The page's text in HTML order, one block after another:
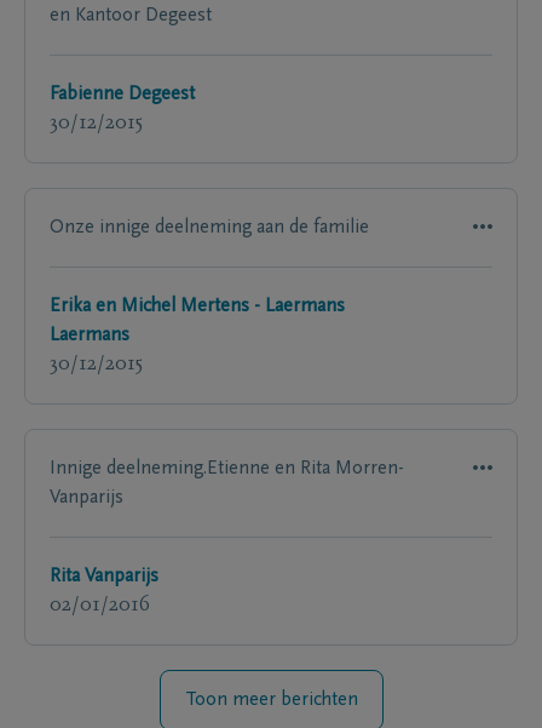
en Kantoor Degeest
Fabienne Degeest
30/12/2015
Onze innige deelneming aan de familie
Erika en Michel Mertens - Laermans
Laermans
30/12/2015
Innige deelneming.Etienne en Rita Morren-
Vanparijs
Rita Vanparijs
02/01/2016
Toon meer berichten